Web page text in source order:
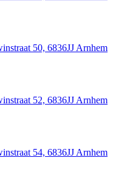
50, 6836JJ Arnhem
52, 6836JJ Arnhem
54, 6836JJ Arnhem